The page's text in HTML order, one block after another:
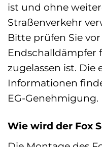
ist und ohne
Straßenverkehr
Bitte prüfen Sie
Endschalldämpfer
zugelassen ist. Die
Informationen
EG-Genehmigung.
Wie wird der Fox